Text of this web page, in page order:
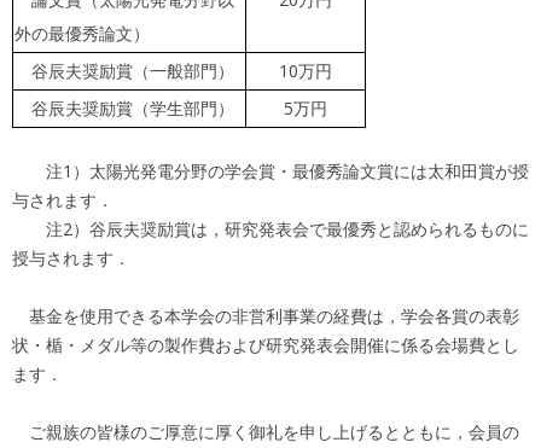
外の最優秀論文）
谷辰夫奨励賞（一般部門）
10万円
谷辰夫奨励賞（学生部門）
5万円
注1）太陽光発電分野の学会賞・最優秀論文賞には太和田賞が授
与されます．
注2）谷辰夫奨励賞は，研究発表会で最優秀と認められるものに
授与されます．
基金を使用できる本学会の非営利事業の経費は，学会各賞の表彰
状・楯・メダル等の製作費および研究発表会開催に係る会場費とし
ます．
ご親族の皆様のご厚意に厚く御礼を申し上げるとともに，会員の